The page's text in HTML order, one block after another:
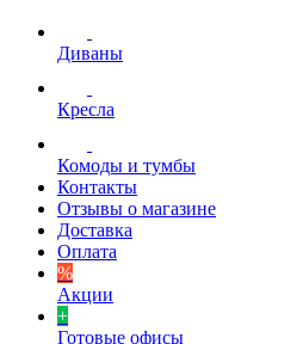
Диваны
Кресла
Комоды и тумбы
Контакты
Отзывы о магазине
Доставка
Оплата
%
Акции
+
Готовые офисы